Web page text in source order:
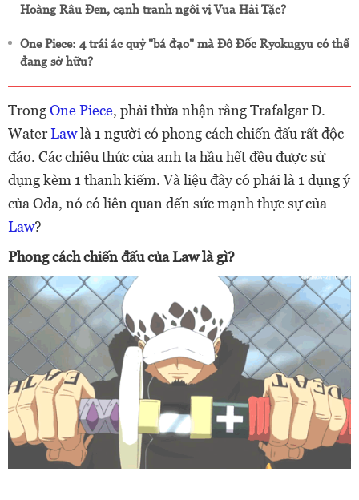
Hoàng Râu Đen, cạnh tranh ngôi vị Vua Hải Tặc?
One Piece: 4 trái ác quỷ "bá đạo" mà Đô Đốc Ryokugyu có thể
đang sở hữu?
TrongOne Piece, phải thừa nhận rằng Trafalgar D.
WaterLawlà 1 người có phong cách chiến đấu rất độc
đáo. Các chiêu thức của anh ta hầu hết đều được sử
dụng kèm 1 thanh kiếm. Và liệu đây có phải là 1 dụng ý
của Oda, nó có liên quan đến sức mạnh thực sự của
Law?
Phong cách chiến đấu của Law là gì?